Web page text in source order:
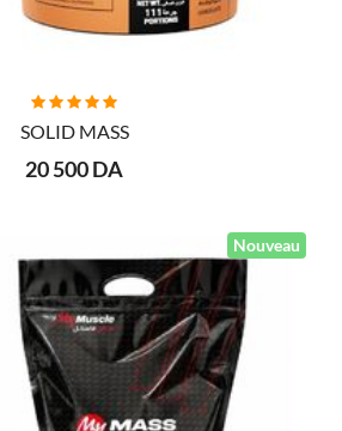
AJOUTER AU PANIER
SOLID MASS
20 500 DA
Nouveau